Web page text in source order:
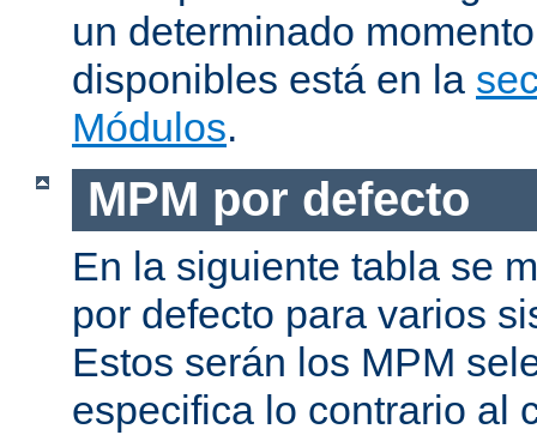
un determinado
disponibles está en la
Módulos.
MPM por defecto
En la siguiente tabla se
por defecto para varios
Estos serán los MPM
especifica lo contrario al